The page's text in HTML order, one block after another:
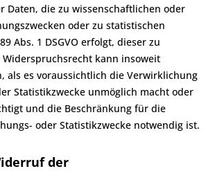
Daten, die zu wissenschaftlichen oder
oder zu statistischen
Abs. 1 DSGVO erfolgt, dieser zu
kann insoweit
als es voraussichtlich die Verwirklichung
Statistikzwecke unmöglich macht oder
und die Beschränkung für die
oder Statistikzwecke notwendig ist.
der